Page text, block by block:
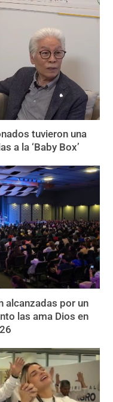
tuvieron una
a la ‘Baby Box’
alcanzadas por un
las ama Dios en